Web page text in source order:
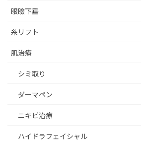
眼瞼下垂
糸リフト
肌治療
シミ取り
ダーマペン
ニキビ治療
ハイドラフェイシャル